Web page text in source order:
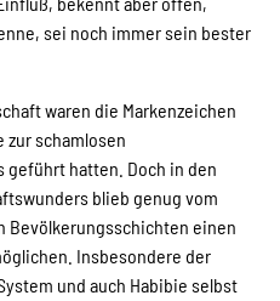
sei noch immer sein bester
waren die Markenzeichen
schamlosen
geführt hatten. Doch in den
blieb genug vom
Bevölkerungsschichten einen
Insbesondere der
und auch Habibie selbst